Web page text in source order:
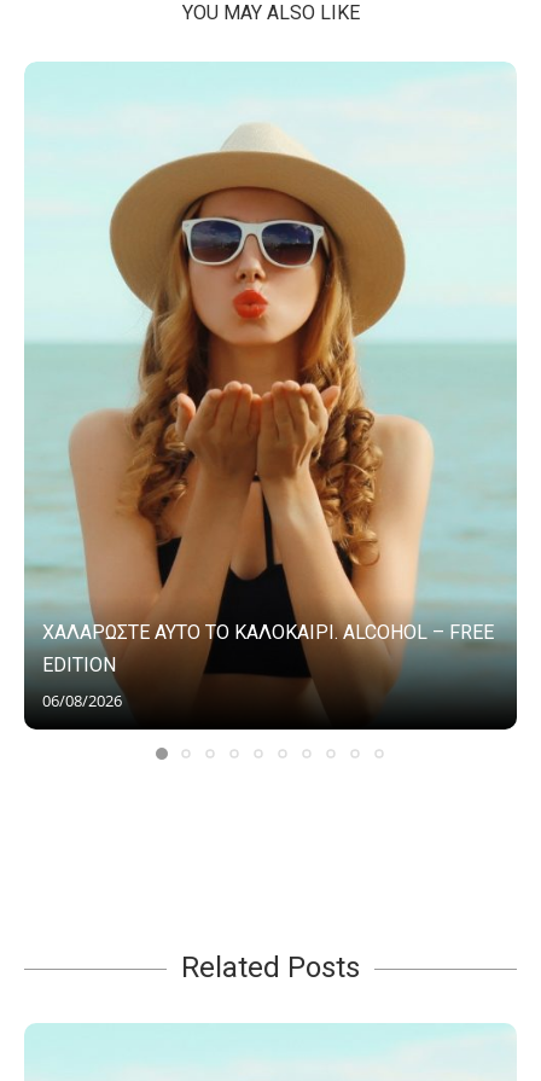
YOU MAY ALSO LIKE
ΧΑΛΑΡΩΣΤΕ ΑΥΤΟ ΤΟ ΚΑΛΟΚΑΙΡΙ. ALCOHOL – FREE
EDITION
06/08/2026
Related Posts